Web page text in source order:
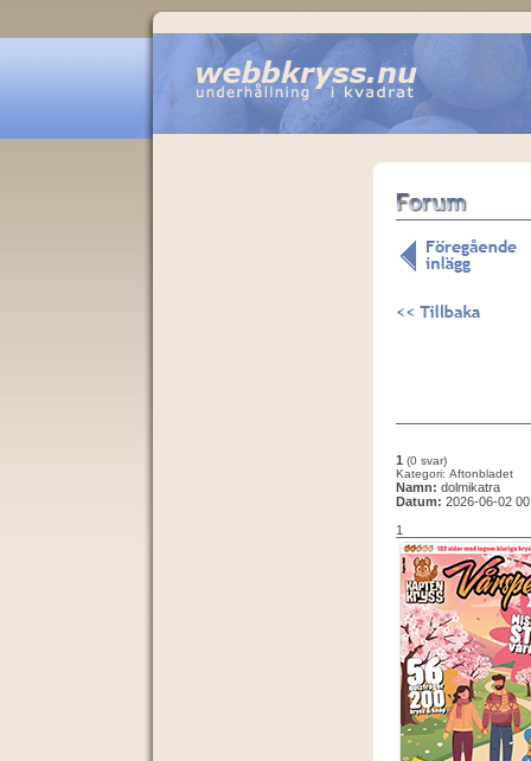
1 (0 svar)
Kategori: Aftonbladet
Namn: dolmikatra
Datum: 2026-06-02
1